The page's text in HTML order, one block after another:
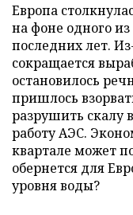
Европа
на фоне одного
последних лет.
сокращается
остановилось
пришлось
разрушить скалу
работу АЭС.
квартале может
обернется для
уровня воды?